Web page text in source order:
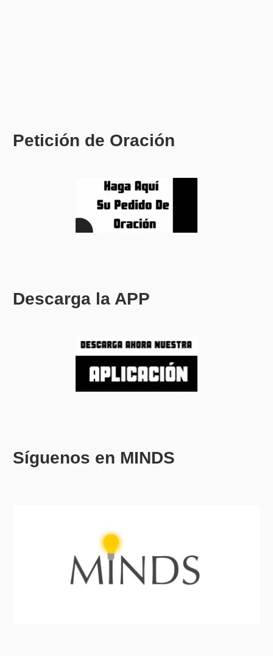
Petición de Oración
Descarga la APP
Síguenos en MINDS